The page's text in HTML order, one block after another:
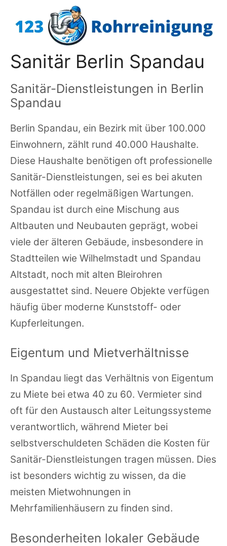
Inhalt
Sanitär Berlin Spandau
Sanitär-Dienstleistungen in Berlin
Spandau
Berlin Spandau, ein Bezirk mit über 100.000
Einwohnern, zählt rund 40.000 Haushalte.
Diese Haushalte benötigen oft professionelle
Sanitär-Dienstleistungen, sei es bei akuten
Notfällen oder regelmäßigen Wartungen.
Spandau ist durch eine Mischung aus
Altbauten und Neubauten geprägt, wobei
viele der älteren Gebäude, insbesondere in
Stadtteilen wie Wilhelmstadt und Spandau
Altstadt, noch mit alten Bleirohren
ausgestattet sind. Neuere Objekte verfügen
häufig über moderne Kunststoff- oder
Kupferleitungen.
Eigentum und Mietverhältnisse
In Spandau liegt das Verhältnis von Eigentum
zu Miete bei etwa 40 zu 60. Vermieter sind
oft für den Austausch alter Leitungssysteme
verantwortlich, während Mieter bei
selbstverschuldeten Schäden die Kosten für
Sanitär-Dienstleistungen tragen müssen. Dies
ist besonders wichtig zu wissen, da die
meisten Mietwohnungen in
Mehrfamilienhäusern zu finden sind.
Besonderheiten lokaler Gebäude